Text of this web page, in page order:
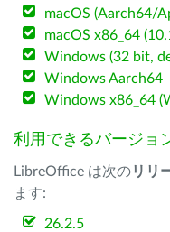
macOS (Aarch64/
macOS x86_64
Windows (32 bit,
Windows Aarch64
Windows x86_64
利用できるバージョ
LibreOffice は次のリリ
ます:
26.2.5